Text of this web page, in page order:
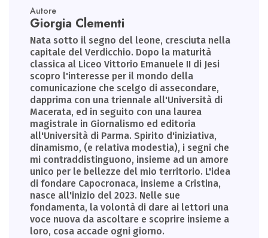
Autore
Giorgia Clementi
Nata sotto il segno del leone, cresciuta nella
capitale del Verdicchio. Dopo la maturità
classica al Liceo Vittorio Emanuele II di Jesi
scopro l'interesse per il mondo della
comunicazione che scelgo di assecondare,
dapprima con una triennale all'Università di
Macerata, ed in seguito con una laurea
magistrale in Giornalismo ed editoria
all'Università di Parma. Spirito d'iniziativa,
dinamismo, (e relativa modestia), i segni che
mi contraddistinguono, insieme ad un amore
unico per le bellezze del mio territorio. L'idea
di fondare Capocronaca, insieme a Cristina,
nasce all'inizio del 2023. Nelle sue
fondamenta, la volontà di dare ai lettori una
voce nuova da ascoltare e scoprire insieme a
loro, cosa accade ogni giorno.